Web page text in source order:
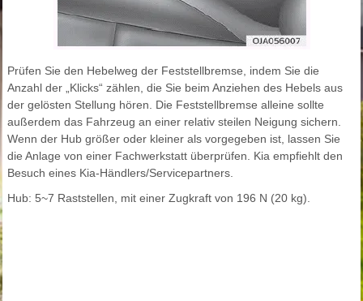
Prüfen Sie den Hebelweg der Feststellbremse, indem Sie die
Anzahl der „Klicks“ zählen, die Sie beim Anziehen des Hebels aus
der gelösten Stellung hören. Die Feststellbremse alleine sollte
außerdem das Fahrzeug an einer relativ steilen Neigung sichern.
Wenn der Hub größer oder kleiner als vorgegeben ist, lassen Sie
die Anlage von einer Fachwerkstatt überprüfen. Kia empfiehlt den
Besuch eines Kia-Händlers/Servicepartners.
Hub: 5~7 Raststellen, mit einer Zugkraft von 196 N (20 kg).